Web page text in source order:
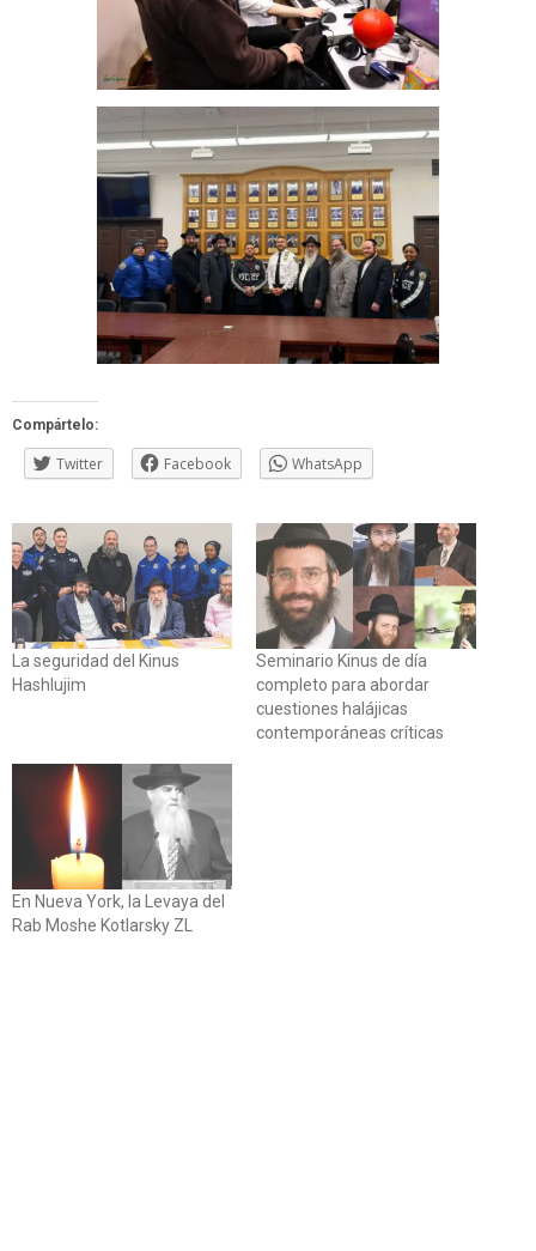
Compártelo:
Twitter Facebook WhatsApp
La seguridad del Kinus
Hashlujim
Seminario Kinus de día
completo para abordar
cuestiones halájicas
contemporáneas críticas
En Nueva York, la Levaya del
Rab Moshe Kotlarsky ZL